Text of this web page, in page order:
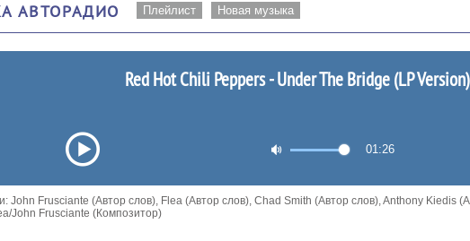
АВТОРАДИО Плейлист Новая музыка
Red Hot Chili Peppers - Under The Bridge (LP Version)
01:26
John Frusciante (Автор слов), Flea (Автор слов), Chad Smith (Автор слов), Anthony Kiedis
John Frusciante (Композитор)